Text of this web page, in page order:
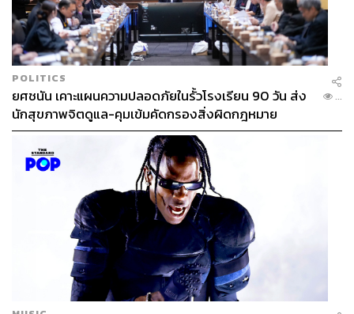
อีกหนึ่งในไฮไลต์ที่ถูกจับจากคนไทยทั้งประเทศ สื่อทุกแขนง
จับตามองตั้งแต่เปิดตัวว่าจะร่วมซักฟอกนายกรัฐมนตรีไข่ใน
หินของศัตรูหมาย 1 ทักษิณ ชินวัตร คือ พล.อ. ประวิตร วงษ์
สุวรรณ ซึ่งเข้าปฏิบัติหน้าที่ สส. แบบบัญชีรายชื่อ เพียงหนึ่ง
เดียวของพรรคพลังประชารัฐในรอบ 1 ปี 8 เดือน และร่วมอภิ
ปรายฯ ครั้งแรกในชีวิต
หลังจากที่มีกระแสข่าวก่อนหน้าว่ามีการพูดคุยหลังบ้าน และ
เตรียมสร้างบิ๊กเซอร์ไพรส์ด้วยการมอบเวลาโควตาของพลัง
ประชารัฐให้ร.ต.อ. เฉลิม อยู่บำรุงสส. แบบบัญชีรายชื่อ
พรรคเพื่อไทย ซักฟอกนายกฯ แทน
POLITICS
ยศชนัน เคาะแผนความปลอดภัยในรั้วโรงเรียน 90 วัน ส่ง
นักสุขภาพจิตดูแล-คุมเข้มคัดกรองสิ่งผิดกฎหมาย
...